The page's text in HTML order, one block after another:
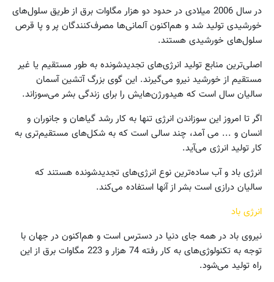
در سال 2006 میلادی در حدود دو هزار مگاوات برق از طریق سلول‌های
خورشیدی تولید شد و هم‌اکنون آلمانی‌ها مصرف‌کنندگان پر و پا قرص
سلول‌های خورشیدی هستند.
اصلی‌ترین منابع تولید انرژی‌های تجدیدشونده به طور مستقیم یا غیر
مستقیم از خورشید نیرو می‌گیرند. این گوی بزرگ آتشین آسمان
سالیان سال است که هیدورژن‌هایش را برای زندگی بشر می‌سوزاند.
اگر تا امروز این سوزاندن انرژی تنها به کار رشد گیاهان و جانوران و
انسان و ... می آمد، چند سالی است که به شکل‌های مستقیم‌تری به
کار تولید انرژی می‌آید.
انرژی باد و آب ساده‌ترین نوع انرژی‌های تجدیدشونده هستند که
سالیان درازی است بشر از آنها استفاده می‌کند.
انرژی باد
نیروی باد در همه جای دنیا در دسترس است و هم‌اکنون در جهان با
توجه به تکنولوژی‌های به کار رفته 74 هزار و 223 مگاوات برق از این
راه تولید می‌شود.